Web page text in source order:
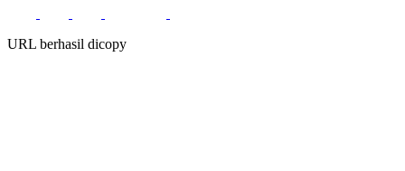
URL berhasil dicopy